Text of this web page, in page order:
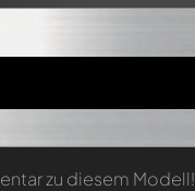
zu diesem Modell!